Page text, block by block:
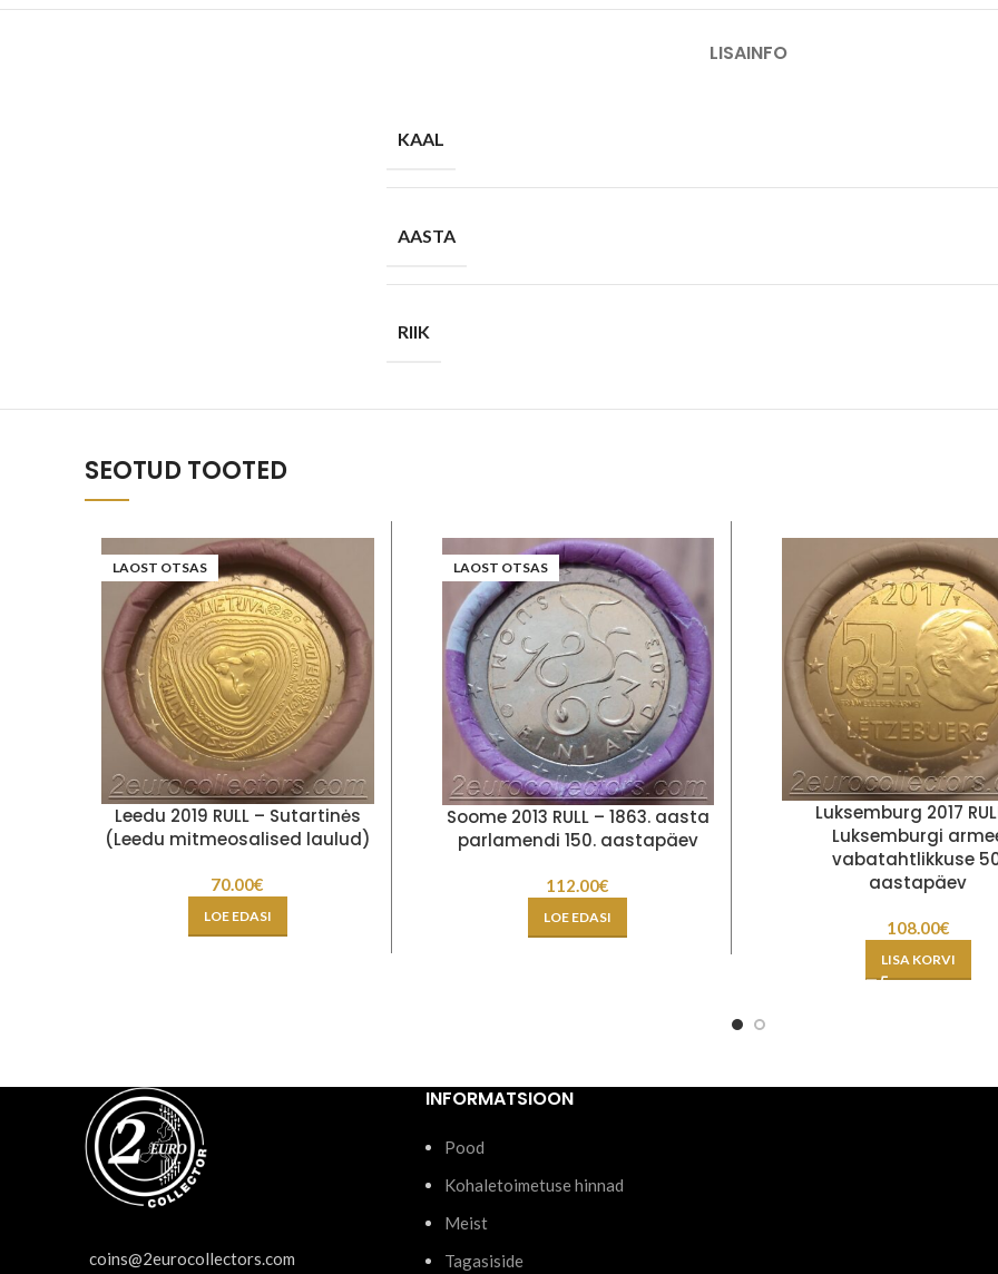
LISAINFO
KAAL
AASTA
RIIK
SEOTUD TOOTED
LAOST OTSAS
Leedu 2019 RULL – Sutartinės
(Leedu mitmeosalised laulud)
70.00€
LOE EDASI
LAOST OTSAS
Soome 2013 RULL – 1863. aasta
parlamendi 150. aastapäev
112.00€
LOE EDASI
Luksemburg 2017
Luksemburgi
vabatahtlikkuse
aastapäev
108.00€
LISA KORVI
coins@2eurocollectors.com
INFORMATSIOON
Pood
Kohaletoimetuse hinnad
Meist
Tagasiside